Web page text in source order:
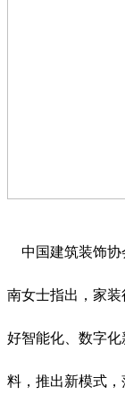
中国建筑装饰协
南女士指出，家
好智能化、数字
料，推出新模式